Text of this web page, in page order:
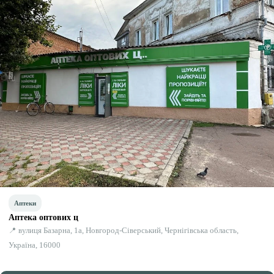
Аптеки
Аптека оптових ц
📍 вулиця Базарна, 1а, Новгород-Сіверський, Чернігівська область,
Україна, 16000